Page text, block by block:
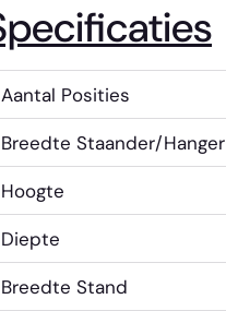
Aantal Posities
Breedte Staander/Hanger
Hoogte
Diepte
Breedte Stand